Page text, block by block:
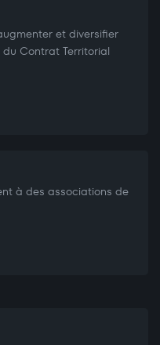
et diversifier
Contrat Territorial
à des associations de